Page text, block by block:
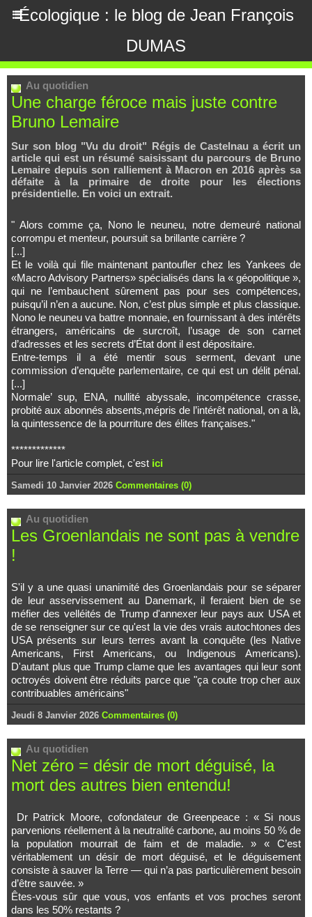
Écologique : le blog de Jean François
DUMAS
Au quotidien
Une charge féroce mais juste contre
Bruno Lemaire
Sur son blog "Vu du droit" Régis de Castelnau a écrit un
article qui est un résumé saisissant du parcours de Bruno
Lemaire depuis son ralliement à Macron en 2016 après sa
défaite à la primaire de droite pour les élections
présidentielle. En voici un extrait.
" Alors comme ça, Nono le neuneu, notre demeuré national
corrompu et menteur, poursuit sa brillante carrière ?
[...]
Et le voilà qui file maintenant pantoufler chez les Yankees de
«Macro Advisory Partners» spécialisés dans la « géopolitique »,
qui ne l’embauchent sûrement pas pour ses compétences,
puisqu’il n’en a aucune. Non, c’est plus simple et plus classique.
Nono le neuneu va battre monnaie, en fournissant à des intérêts
étrangers, américains de surcroît, l’usage de son carnet
d’adresses et les secrets d’État dont il est dépositaire.
Entre-temps il a été mentir sous serment, devant une
commission d’enquête parlementaire, ce qui est un délit pénal.
[...]
Normale’ sup, ENA, nullité abyssale, incompétence crasse,
probité aux abonnés absents,mépris de l’intérêt national, on a là,
la quintessence de la pourriture des élites françaises."
*************
Pour lire l'article complet, c'est ici
Samedi 10 Janvier 2026 Commentaires (0)
Au quotidien
Les Groenlandais ne sont pas à vendre
!
S'il y a une quasi unanimité des Groenlandais pour se séparer
de leur asservissement au Danemark, il feraient bien de se
méfier des velléités de Trump d'annexer leur pays aux USA et
de se renseigner sur ce qu'est la vie des vrais autochtones des
USA présents sur leurs terres avant la conquête (les Native
Americans, First Americans, ou Indigenous Americans).
D'autant plus que Trump clame que les avantages qui leur sont
octroyés doivent être réduits parce que "ça coute trop cher aux
contribuables américains"
Jeudi 8 Janvier 2026 Commentaires (0)
Au quotidien
Net zéro = désir de mort déguisé, la
mort des autres bien entendu!
Dr Patrick Moore, cofondateur de Greenpeace : « Si nous
parvenions réellement à la neutralité carbone, au moins 50 % de
la population mourrait de faim et de maladie. » « C’est
véritablement un désir de mort déguisé, et le déguisement
consiste à sauver la Terre — qui n’a pas particulièrement besoin
d’être sauvée. »
Êtes-vous sûr que vous, vos enfants et vos proches seront
dans les 50% restants ?